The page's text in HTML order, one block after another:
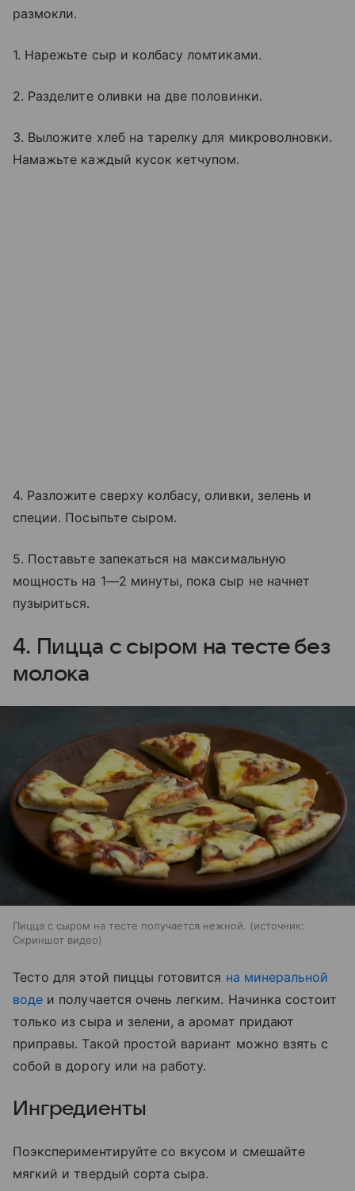
размокли.
1. Нарежьте сыр и колбасу ломтиками.
2. Разделите оливки на две половинки.
3. Выложите хлеб на тарелку для микроволновки.
Намажьте каждый кусок кетчупом.
4. Разложите сверху колбасу, оливки, зелень и
специи. Посыпьте сыром.
5. Поставьте запекаться на максимальную
мощность на 1—2 минуты, пока сыр не начнет
пузыриться.
4. Пицца с сыром на тесте без
молока
Пицца с сыром на тесте получается нежной.
источник:
Скриншот видео
Тесто для этой пиццы готовится на минеральной
воде и получается очень легким. Начинка состоит
только из сыра и зелени, а аромат придают
приправы. Такой простой вариант можно взять с
собой в дорогу или на работу.
Ингредиенты
Поэкспериментируйте со вкусом и смешайте
мягкий и твердый сорта сыра.